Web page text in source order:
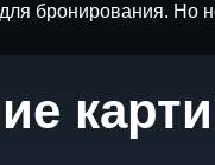
бронирования. Но